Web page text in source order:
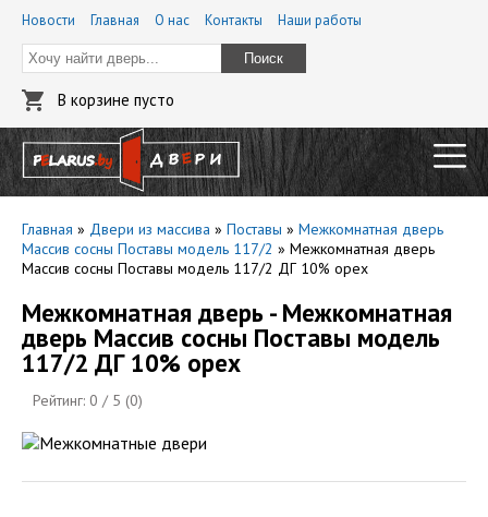
Новости Главная О нас Контакты Наши работы
Поиск
В корзине пусто
Главная » Двери из массива » Поставы » Межкомнатная дверь
Массив сосны Поставы модель 117/2 » Межкомнатная дверь
Массив сосны Поставы модель 117/2 ДГ 10% орех
Межкомнатная дверь - Межкомнатная
дверь Массив сосны Поставы модель
117/2 ДГ 10% орех
Рейтинг: 0 / 5 (0)